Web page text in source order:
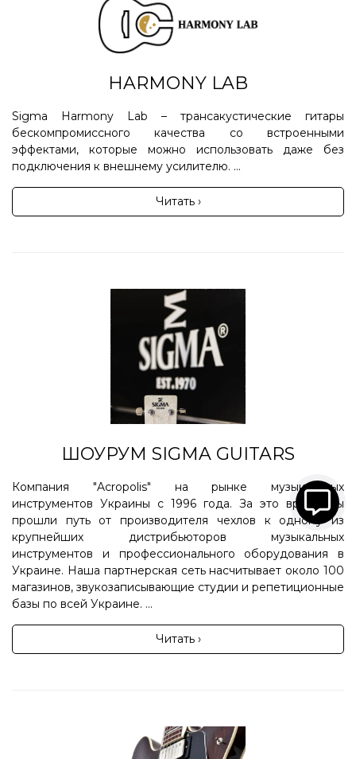
HARMONY LAB
Sigma Harmony Lab – трансакустические гитары
бескомпромиссного качества со встроенными
эффектами, которые можно использовать даже без
подключения к внешнему усилителю. ...
Читать ›
ШОУРУМ SIGMA GUITARS
Компания "Acropolis" на рынке музыкальных
инструментов Украины с 1996 года. За это время мы
прошли путь от производителя чехлов к одному из
крупнейших дистрибьюторов музыкальных
инструментов и профессионального оборудования в
Украине. Наша партнерская сеть насчитывает около 100
магазинов, звукозаписывающие студии и репетиционные
базы по всей Украине. ...
Читать ›